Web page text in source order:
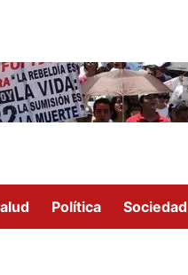
Política Sociedad